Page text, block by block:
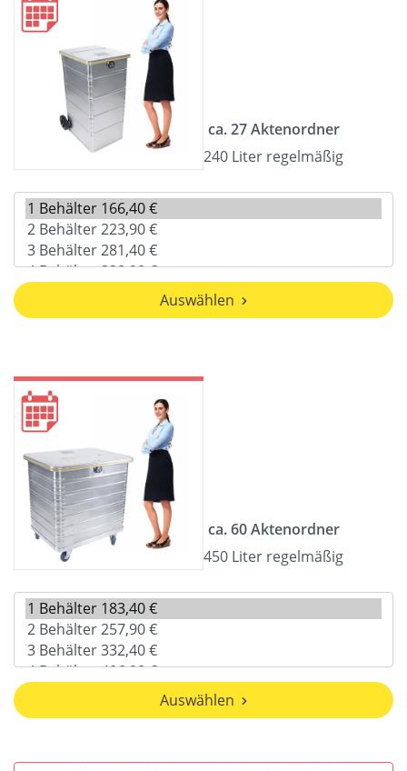
ca. 27 Aktenordner
240 Liter regelmäßig
Auswählen
ca. 60 Aktenordner
450 Liter regelmäßig
Auswählen